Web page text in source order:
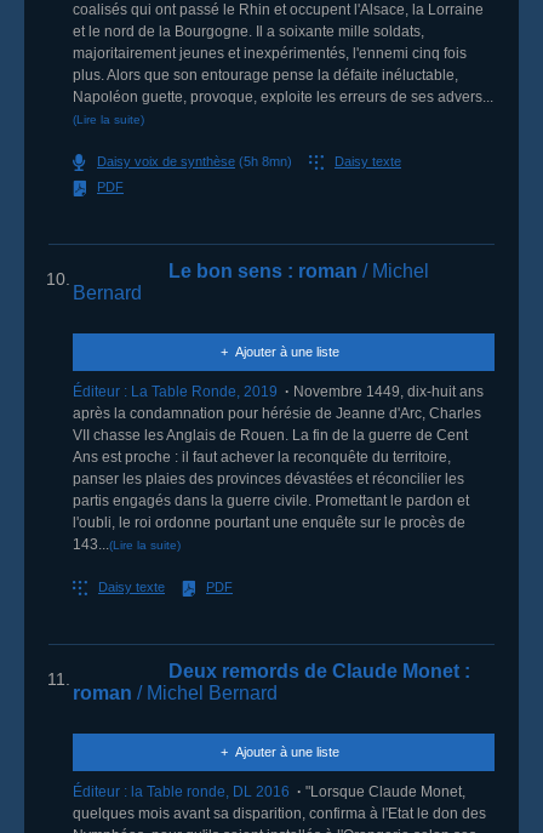
coalisés qui ont passé le Rhin et occupent l'Alsace, la Lorraine
et le nord de la Bourgogne. Il a soixante mille soldats,
majoritairement jeunes et inexpérimentés, l'ennemi cinq fois
plus. Alors que son entourage pense la défaite inéluctable,
Napoléon guette, provoque, exploite les erreurs de ses advers...
(Lire la suite)
Daisy voix de synthèse (5h 8mn)
Daisy texte
PDF
10. Le bon sens : roman / Michel
Bernard
Ajouter à une liste
Éditeur : La Table Ronde, 2019
Novembre 1449, dix-huit ans
après la condamnation pour hérésie de Jeanne d'Arc, Charles
VII chasse les Anglais de Rouen. La fin de la guerre de Cent
Ans est proche : il faut achever la reconquête du territoire,
panser les plaies des provinces dévastées et réconcilier les
partis engagés dans la guerre civile. Promettant le pardon et
l'oubli, le roi ordonne pourtant une enquête sur le procès de
143...(Lire la suite)
Daisy texte PDF
11. Deux remords de Claude Monet :
roman / Michel Bernard
Ajouter à une liste
Éditeur : la Table ronde, DL 2016
"Lorsque Claude Monet,
quelques mois avant sa disparition, confirma à l'Etat le don des